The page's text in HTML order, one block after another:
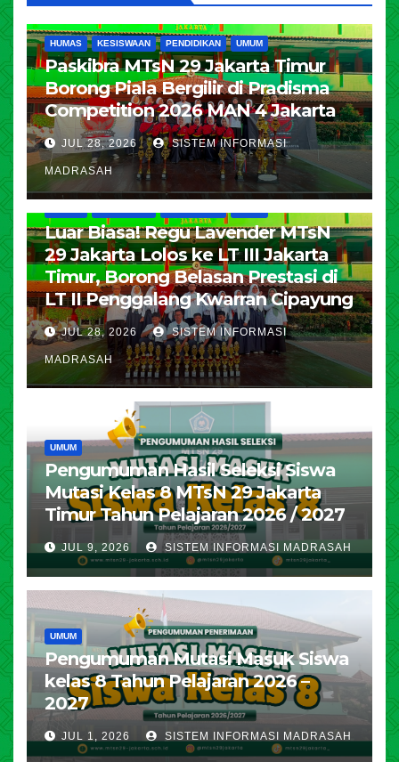
HUMAS KESISWAAN PENDIDIKAN UMUM
Paskibra MTsN 29 Jakarta Timur
Borong Piala Bergilir di Pradisma
Competition 2026 MAN 4 Jakarta
JUL 28, 2026 SISTEM INFORMASI
MADRASAH
Luar Biasa! Regu Lavender MTsN
29 Jakarta Lolos ke LT III Jakarta
Timur, Borong Belasan Prestasi di
LT II Penggalang Kwarran Cipayung
JUL 28, 2026 SISTEM INFORMASI
MADRASAH
UMUM
Pengumuman Hasil Seleksi Siswa
Mutasi Kelas 8 MTsN 29 Jakarta
Timur Tahun Pelajaran 2026 / 2027
JUL 9, 2026 SISTEM INFORMASI MADRASAH
UMUM
Pengumuman Mutasi Masuk Siswa
kelas 8 Tahun Pelajaran 2026 –
2027
JUL 1, 2026 SISTEM INFORMASI MADRASAH